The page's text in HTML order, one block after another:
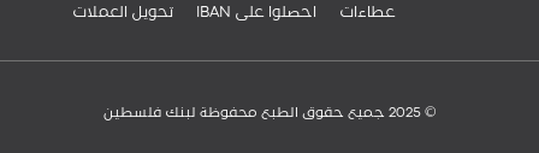
عطاءات IBAN احصلوا على تحويل العملات
© 2025 جميع حقوق الطبع محفوظة لبنك فلسطين